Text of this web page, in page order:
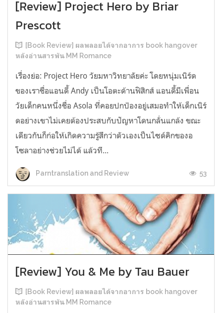
[Review] Project Hero by Briar
Prescott
[Book Review] ผลพลอยได้จากอาการ book hangover
หลังอ่านสารพัน MM Romance
เรื่องย่อ: Project Hero วัยมหาวิทยาลัยค่ะ โดยหนุ่มเนิร์ด
ของเราชื่อแอนดี้ Andy เป็นโอตะด้านฟิสิกส์ แอนดี้มีเพื่อน
วัยเด็กคนหนึ่งชื่อ Asola ที่คอยปกป้องอยู่เสมอทำให้เด็กเนิร์
ดอย่างเขาไม่เคยต้องประสบกับปัญหาโดนกลั่นแกล้ง ขณะ
เดียวกันก็ก่อให้เกิดความรู้สึกว่าตัวเองเป็นไซด์คิกของอ
โซลาอย่างช่วยไม่ได้ แล้วที...
Parntranslation and Review 53
[Review] You & Me by Tau Bauer
[Book Review] ผลพลอยได้จากอาการ book hangover
หลังอ่านสารพัน MM Romance